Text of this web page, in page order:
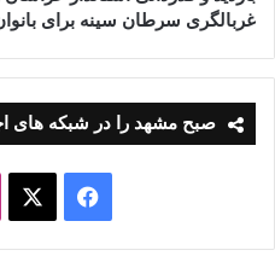
غربالگری سرطان سینه برای
صبح مشهد را در شبکه های
فیسبوک